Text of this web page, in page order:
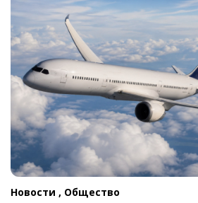
Новости , Общество